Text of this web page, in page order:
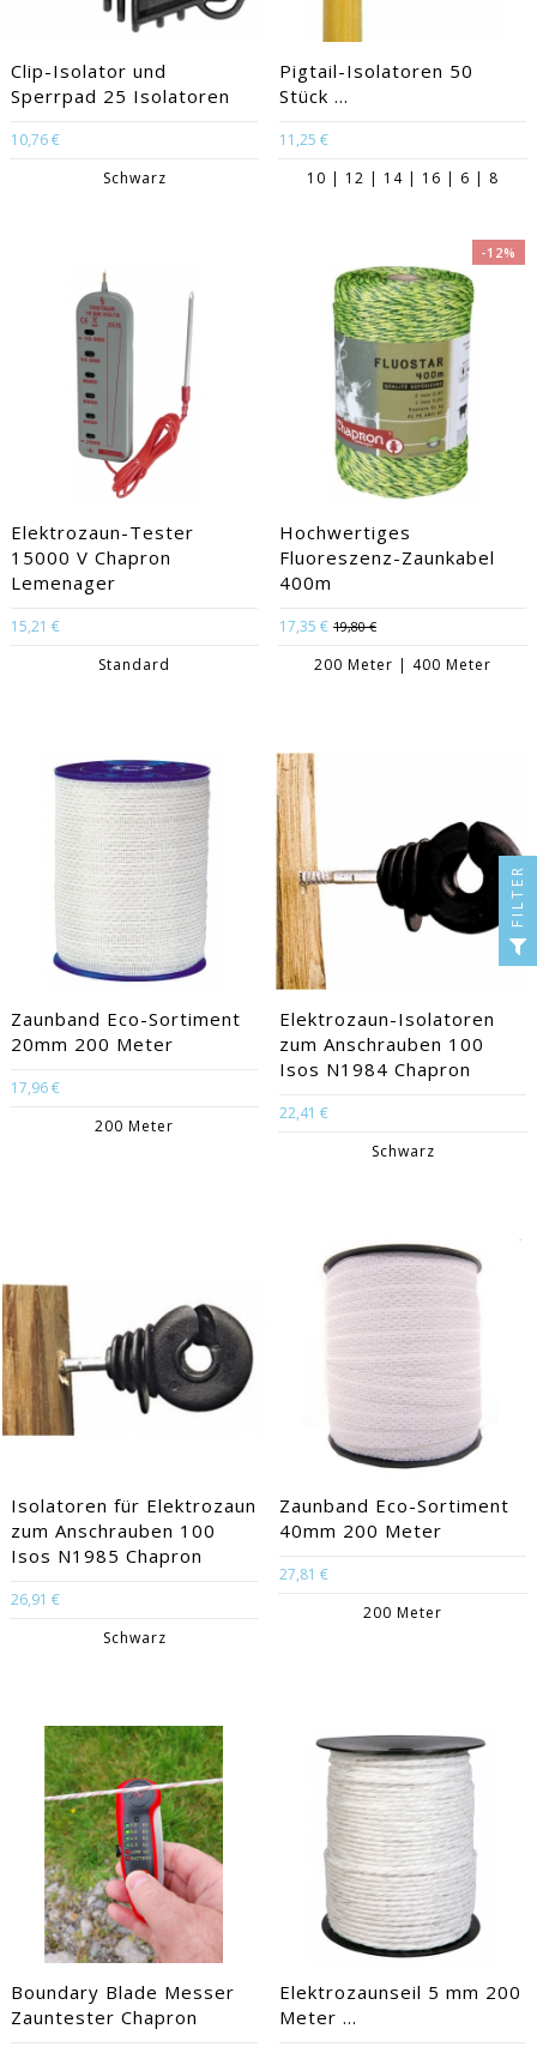
Clip-Isolator und
Sperrpad 25 Isolatoren
10,76 €
Schwarz
Pigtail-Isolatoren 50
Stück ...
11,25 €
10 | 12 | 14 | 16 | 6 | 8
Elektrozaun-Tester
15000 V Chapron
Lemenager
15,21 €
Standard
-12%
Hochwertiges
Fluoreszenz-Zaunkabel
400m
17,35 € 19,80 €
200 Meter | 400 Meter
Zaunband Eco-Sortiment
20mm 200 Meter
17,96 €
200 Meter
Elektrozaun-Isolatoren
zum Anschrauben 100
Isos N1984 Chapron
22,41 €
Schwarz
Isolatoren für Elektrozaun
zum Anschrauben 100
Isos N1985 Chapron
26,91 €
Schwarz
Zaunband Eco-Sortiment
40mm 200 Meter
27,81 €
200 Meter
Boundary Blade Messer
Zauntester Chapron
Elektrozaunseil 5 mm 200
Meter ...
FILTER